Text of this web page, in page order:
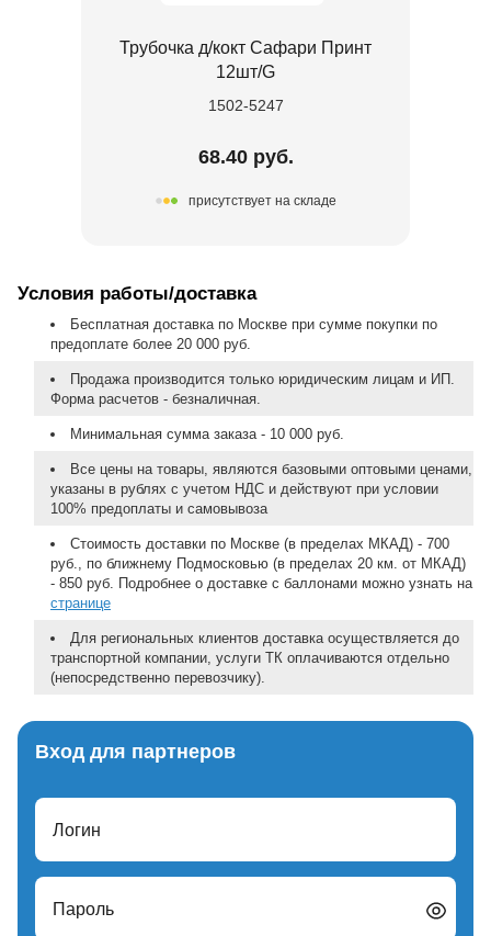
Трубочка д/кокт Сафари Принт
12шт/G
1502-5247
68.40 руб.
присутствует на складе
Условия работы/доставка
Бесплатная доставка по Москве при сумме покупки по
предоплате более 20 000 руб.
Продажа производится только юридическим лицам и ИП.
Форма расчетов - безналичная.
Минимальная сумма заказа - 10 000 руб.
Все цены на товары, являются базовыми оптовыми ценами,
указаны в рублях с учетом НДС и действуют при условии
100% предоплаты и самовывоза
Стоимость доставки по Москве (в пределах МКАД) - 700
руб., по ближнему Подмосковью (в пределах 20 км. от МКАД)
- 850 руб. Подробнее о доставке с баллонами можно узнать на
странице
Для региональных клиентов доставка осуществляется до
транспортной компании, услуги ТК оплачиваются отдельно
(непосредственно перевозчику).
Вход для партнеров
Логин
Пароль